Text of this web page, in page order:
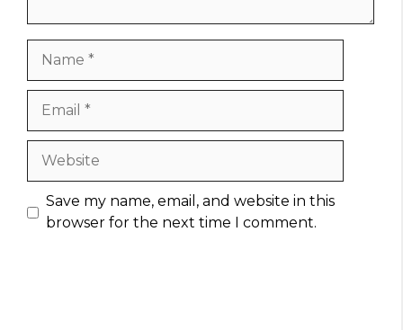
Website
Save my name, email, and website in this
browser for the next time I comment.